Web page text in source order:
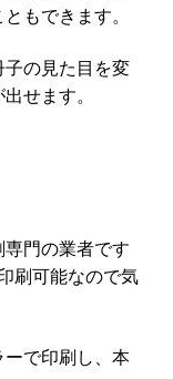
もできます。
の見た目を変
せます。
門の業者です
刷可能なので気
で印刷し、本